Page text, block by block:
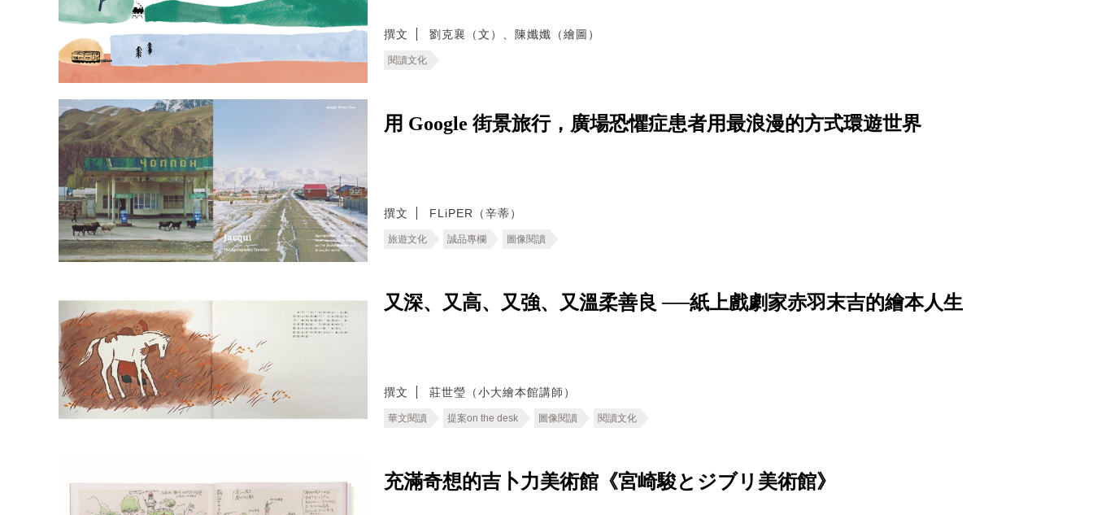
撰文 劉克襄（文）、陳孅孅（繪圖）
閱讀文化
用 Google 街景旅行，廣場恐懼症患者用最浪漫的方式環遊世界
撰文 FLiPER（辛蒂）
旅遊文化 誠品專欄 圖像閱讀
又深、又高、又強、又溫柔善良 ──紙上戲劇家赤羽末吉的繪本人生
撰文 莊世瑩（小大繪本館講師）
華文閱讀 提案on the desk 圖像閱讀 閱讀文化
充滿奇想的吉卜力美術館《宮崎駿とジブリ美術館》